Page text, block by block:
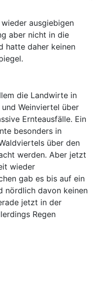
ausgiebigen
aber nicht in die
hatte daher keinen
die Landwirte in
Weinviertel über
Ernteausfälle. Ein
besonders in
über den
werden. Aber jetzt
wieder
gab es bis auf ein
nördlich davon keinen
jetzt in der
Regen